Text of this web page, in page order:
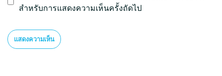
สำหรับการแสดงความเห็นครั้งถัดไป